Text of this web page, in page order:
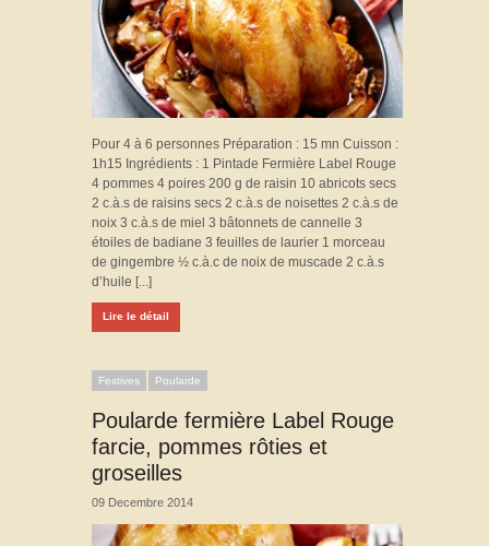
Pour 4 à 6 personnes Préparation : 15 mn Cuisson :
1h15 Ingrédients : 1 Pintade Fermière Label Rouge
4 pommes 4 poires 200 g de raisin 10 abricots secs
2 c.à.s de raisins secs 2 c.à.s de noisettes 2 c.à.s de
noix 3 c.à.s de miel 3 bâtonnets de cannelle 3
étoiles de badiane 3 feuilles de laurier 1 morceau
de gingembre ½ c.à.c de noix de muscade 2 c.à.s
d’huile [...]
Lire le détail
Festives Poularde
Poularde fermière Label Rouge
farcie, pommes rôties et
groseilles
09 Decembre 2014